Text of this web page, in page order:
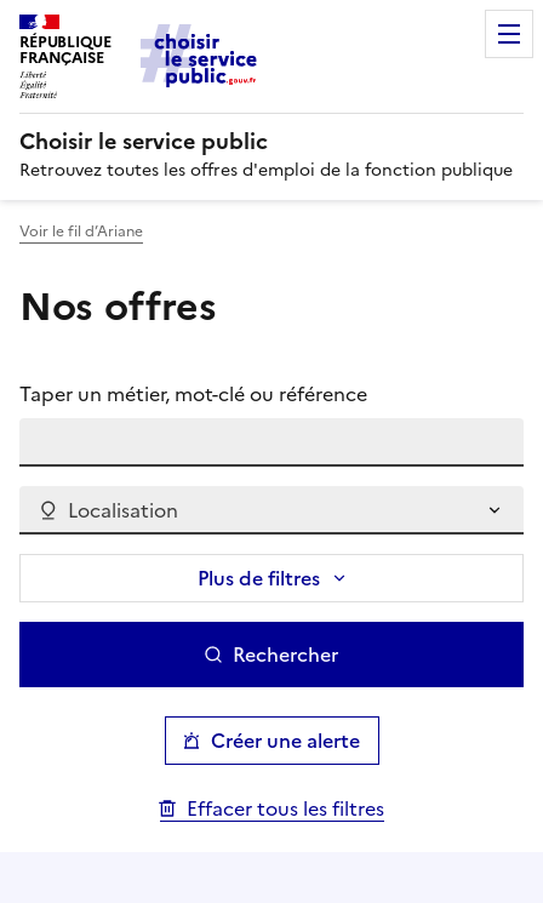
RÉPUBLIQUE
FRANÇAISE
Choisir le service public
Retrouvez toutes les offres d'emploi de la fonction publique
Voir le fil d’Ariane
Nos offres
Taper un métier, mot-clé ou référence
Localisation
Plus de filtres
Rechercher
Créer une alerte
Effacer tous les filtres